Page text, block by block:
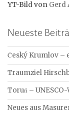
YT-Bild von Gerd
Neueste
Český Krumlov –
Traumziel
Toruń –
Neues aus